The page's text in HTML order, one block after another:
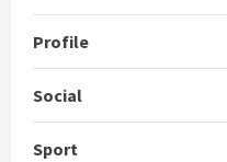
Profile
Social
Sport